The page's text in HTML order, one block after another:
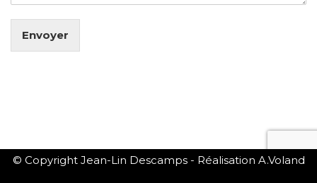
Envoyer
© Copyright Jean-Lin Descamps - Réalisation A.Voland